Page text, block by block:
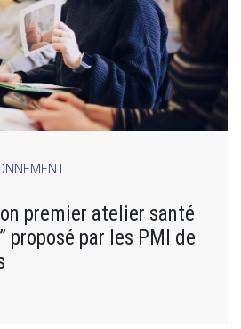
premier atelier santé
proposé par les PMI de